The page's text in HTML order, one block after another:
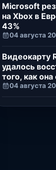
Microsoft
на Xbox в
43%
04 августа
Видеокарту
удалось
того, как
04 августа